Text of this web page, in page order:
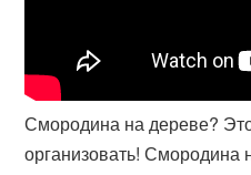
Смородина на дереве?
организовать! Смородина